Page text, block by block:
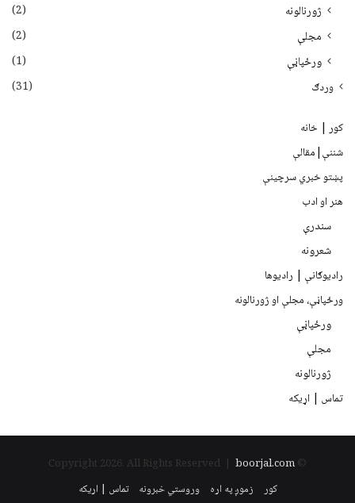
ژورنالونه
(2)
مجلې
(2)
ورځپاڼې
(1)
وردګ
(31)
کور | خانه
شننې|مقالې
پښتو خبري سرچينې
هنر او ادب
سندرې
شعرونه
رادیوګانې | رادیوها
ورځپاڼې، مجلې او ژورنالونه
ورځپاڼې
مجلې
ژورنالونه
تماس | اړیکه
© Copyright 2026, All Rights Reserved |
boorjal.com
کور
زموږ په اړه وروستي خبرونه تماس | اړیکه